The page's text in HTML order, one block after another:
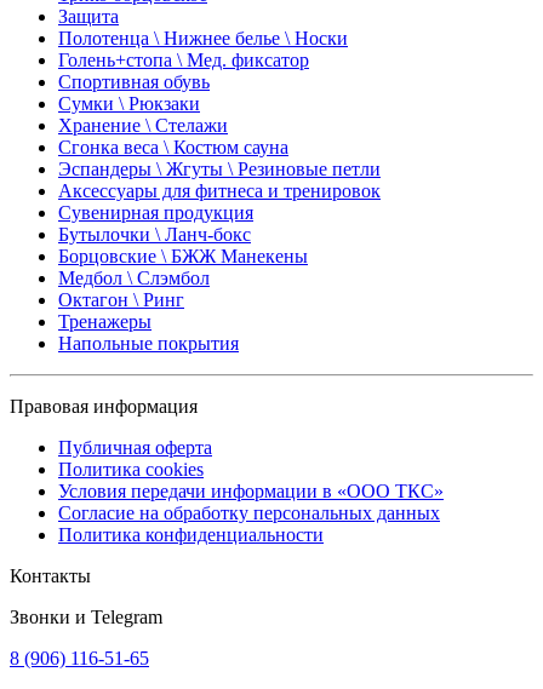
Защита
Полотенца \ Нижнее белье \ Носки
Голень+стопа \ Мед. фиксатор
Спортивная обувь
Сумки \ Рюкзаки
Хранение \ Стелажи
Сгонка веса \ Костюм сауна
Эспандеры \ Жгуты \ Резиновые петли
Аксессуары для фитнеса и тренировок
Сувенирная продукция
Бутылочки \ Ланч-бокс
Борцовские \ БЖЖ Манекены
Медбол \ Слэмбол
Октагон \ Ринг
Тренажеры
Напольные покрытия
Правовая информация
Публичная оферта
Политика cookies
Условия передачи информации в «ООО ТКС»
Согласие на обработку персональных данных
Политика конфиденциальности
Контакты
Звонки и Telegram
8 (906) 116-51-65